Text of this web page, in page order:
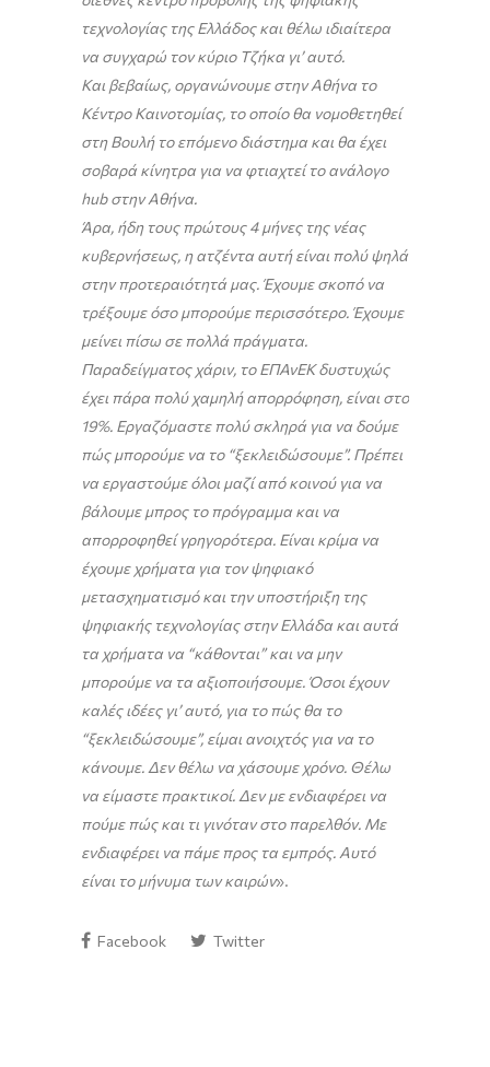
τεχνολογίας της Ελλάδος και θέλω ιδιαίτερα
να συγχαρώ τον κύριο Τζήκα γι’ αυτό.
Και βεβαίως, οργανώνουμε στην Αθήνα το
Κέντρο Καινοτομίας, το οποίο θα νομοθετηθεί
στη Βουλή το επόμενο διάστημα και θα έχει
σοβαρά κίνητρα για να φτιαχτεί το ανάλογο
hub στην Αθήνα.
Άρα, ήδη τους πρώτους 4 μήνες της νέας
κυβερνήσεως, η ατζέντα αυτή είναι πολύ ψηλά
στην προτεραιότητά μας. Έχουμε σκοπό να
τρέξουμε όσο μπορούμε περισσότερο. Έχουμε
μείνει πίσω σε πολλά πράγματα.
Παραδείγματος χάριν, το ΕΠΑνΕΚ δυστυχώς
έχει πάρα πολύ χαμηλή απορρόφηση, είναι στο
19%. Εργαζόμαστε πολύ σκληρά για να δούμε
πώς μπορούμε να το “ξεκλειδώσουμε”. Πρέπει
να εργαστούμε όλοι μαζί από κοινού για να
βάλουμε μπρος το πρόγραμμα και να
απορροφηθεί γρηγορότερα. Είναι κρίμα να
έχουμε χρήματα για τον ψηφιακό
μετασχηματισμό και την υποστήριξη της
ψηφιακής τεχνολογίας στην Ελλάδα και αυτά
τα χρήματα να “κάθονται” και να μην
μπορούμε να τα αξιοποιήσουμε. Όσοι έχουν
καλές ιδέες γι’ αυτό, για το πώς θα το
“ξεκλειδώσουμε”, είμαι ανοιχτός για να το
κάνουμε. Δεν θέλω να χάσουμε χρόνο. Θέλω
να είμαστε πρακτικοί. Δεν με ενδιαφέρει να
πούμε πώς και τι γινόταν στο παρελθόν. Με
ενδιαφέρει να πάμε προς τα εμπρός. Αυτό
είναι το μήνυμα των καιρών».
Facebook Twitter